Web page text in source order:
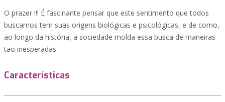
O prazer !!! É fascinante pensar que este sentimento que todos
buscamos tem suas origens biológicas e psicológicas, e de como,
ao longo da história, a sociedade molda essa busca de maneiras
tão inesperadas
Características